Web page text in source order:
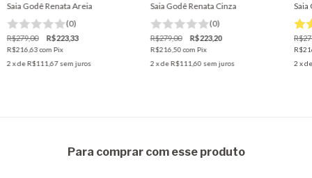
Saia Godê Renata Areia
(0)
R$279,00 R$223,33
R$216,63com Pix
2 x deR$111,67sem juros
Saia Godê Renata Cinza
(0)
R$279,00 R$223,20
R$216,50com Pix
2 x deR$111,60 sem juros
Saia
2 x
Para comprar com esse produto